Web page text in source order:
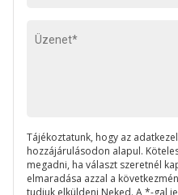
Tájékoztatunk, hogy az
hozzájárulásodon alapul.
megadni, ha választ szeretnél
elmaradása azzal a
tudjuk elküldeni Neked. A *-gal